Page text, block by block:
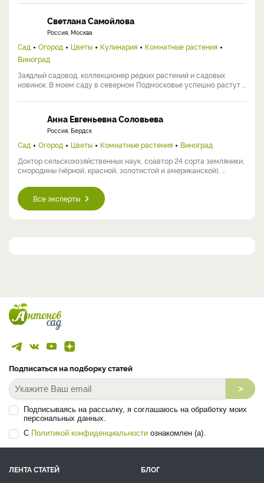
Светлана Самойлова
Россия, Москва
Сад Огород Цветы Кулинария
Комнатные растения
Виноград
Заядлый садовод, коллекционер редких растений и садовых
новинок. В моем саду в северном Подмосковье успешно растут ...
Анна Евгеньевна Соловьева
Россия, Бердск
Сад Огород Цветы Комнатные растения
Виноград
Доктор сельскохозяйственных наук, соавтор 24 сорта земляники,
смородины (чёрной, красной, золотистой и американской), ...
Все эксперты
Подписаться на подборку статей
>
Подписываясь на рассылку, я соглашаюсь на обработку моих
персональных данных.
С Политикой конфиденциальности ознакомлен (а).
ЛЕНТА СТАТЕЙ
БЛОГ